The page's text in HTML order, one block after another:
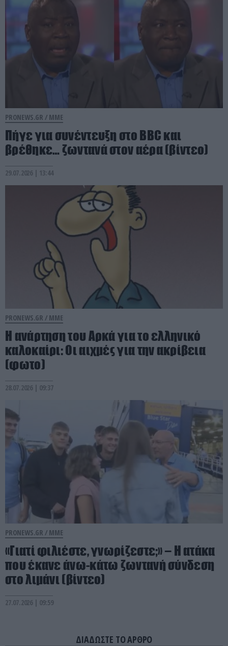
PRONEWS.GR / ΜΜΕ
Πήγε για συνέντευξη στο BBC και
βρέθηκε… ζωντανά στον αέρα (βίντεο)
29.07.2026 | 13:44
PRONEWS.GR / ΜΜΕ
Η ανάρτηση του Αρκά για το ελληνικό
καλοκαίρι: Οι αιχμές για την ακρίβεια
(φωτο)
28.07.2026 | 09:37
PRONEWS.GR / ΜΜΕ
«Γιατί φιλιέστε, γνωρίζεστε;» – Η ατάκα
που έκανε άνω-κάτω ζωντανή σύνδεση
στο λιμάνι (βίντεο)
27.07.2026 | 09:59
ΔΙΑΔΩΣΤΕ ΤΟ ΑΡΘΡΟ